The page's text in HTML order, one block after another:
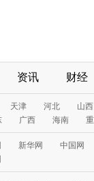
资讯 财经
天津 河北
山西
广西 海南
新华网
中国网